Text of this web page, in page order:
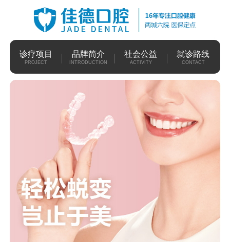
诊疗项目
PROJECT
品牌简介
INTRODUCTION
社会公益
ACTIVITY
就诊路线
CONTACT